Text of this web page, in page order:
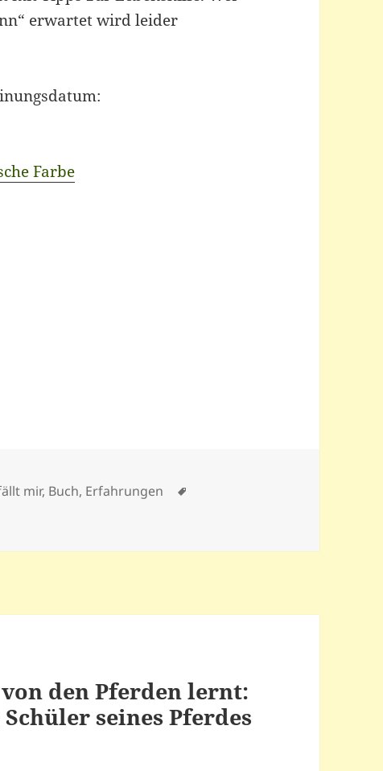
erwartet wird leider
Farbe
mir, Buch, Erfahrungen
den Pferden lernt:
seines Pferdes